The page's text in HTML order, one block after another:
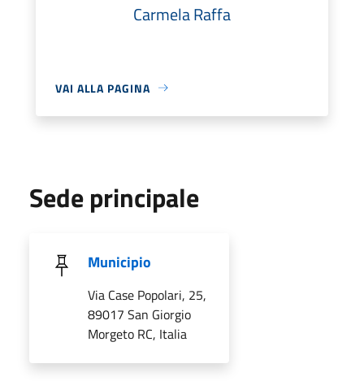
Carmela Raffa
VAI ALLA PAGINA
Sede principale
Municipio
Via Case Popolari, 25,
89017 San Giorgio
Morgeto RC, Italia